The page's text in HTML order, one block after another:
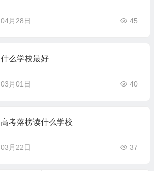
04月28日 45
什么学校最好
03月01日 40
高考落榜读什么学校
03月22日 37